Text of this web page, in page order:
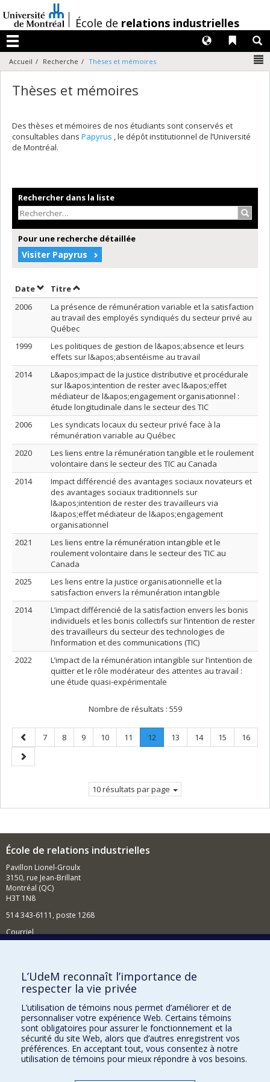
au
contenu
/École de relations industrielles
Menu
Liens
Langues
Accueil Recherche Thèses et mémoires
Thèses et mémoires
Des thèses et mémoires de nos étudiants sont conservés et
consultables dans Papyrus , le dépôt institutionnel de l’Université
de Montréal.
Rechercher dans la liste
Pour une recherche détaillée
Visiter Papyrus
DateTrier par date en ordre décroissant
TitreTrier par titre en ordre décroissant
2006
La présence de rémunération variable et la satisfaction
au travail des employés syndiqués du secteur privé au
Québec
1999
Les politiques de gestion de l&apos;absence et leurs
effets sur l&apos;absentéisme au travail
2014
L&apos;impact de la justice distributive et procédurale
sur l&apos;intention de rester avec l&apos;effet
médiateur de l&apos;engagement organisationnel :
étude longitudinale dans le secteur des TIC
2006
Les syndicats locaux du secteur privé face à la
rémunération variable au Québec
2020
Les liens entre la rémunération tangible et le roulement
volontaire dans le secteur des TIC au Canada
2014
Impact différencié des avantages sociaux novateurs et
des avantages sociaux traditionnels sur
l&apos;intention de rester des travailleurs via
l&apos;effet médiateur de l&apos;engagement
organisationnel
2021
Les liens entre la rémunération intangible et le
roulement volontaire dans le secteur des TIC au
Canada
2025
Les liens entre la justice organisationnelle et la
satisfaction envers la rémunération intangible
2014
L’impact différencié de la satisfaction envers les bonis
individuels et les bonis collectifs sur l’intention de rester
des travailleurs du secteur des technologies de
l’information et des communications (TIC)
2022
L’impact de la rémunération intangible sur l’intention de
quitter et le rôle modérateur des attentes au travail :
une étude quasi-expérimentale
Nombre de résultats : 559
Page
précédente
Page
7 Page
8 Page
9 Page
10 Page
11 Page
12
Page
Page
13 Page
14 Page
15 Page
16
Page
suivante
10 résultats par page
École de relations industrielles
Pavillon Lionel-Groulx
3150, rue Jean-Brillant
Montréal (QC)
H3T 1N8
514 343-6111, poste 1268
Courriel
Comment soutenir l'École?
BESOIN D'AIDE?
Plan du site
Signaler une erreur
Accessibilité
FACULTÉ DES ARTS ET DES SCIENCES
L’UdeM reconnaît l’importance de
respecter la vie privée
L’utilisation de témoins nous permet d’améliorer et de
personnaliser votre expérience Web. Certains témoins
sont obligatoires pour assurer le fonctionnement et la
sécurité du site Web, alors que d’autres enregistrent vos
préférences. En acceptant tout, vous consentez à notre
utilisation de témoins pour mieux répondre à vos besoins.